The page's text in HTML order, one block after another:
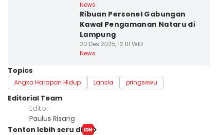
News
Ribuan Personel Gabungan
Kawal Pengamanan Nataru di
Lampung
20 Des 2025, 12:01 WIB
News
Topics
Angka Harapan Hidup Lansia pringsewu
Editorial Team
Editor
Paulus Risang
Tonton lebih seru di